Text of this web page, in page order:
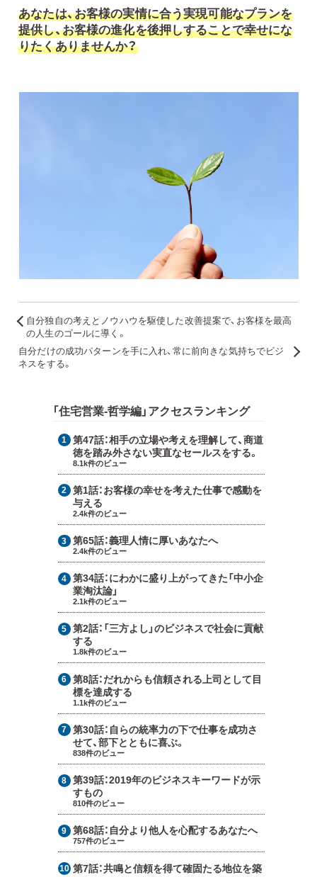
あなたは、お客様の実情に合う実現可能なプランを
提供し、お客様の進化を後押しすることで幸せにな
りたくありませんか？
自分独自の考えとノウハウを駆使した改善提案で、お客様を最高
の人生のゴールに導く。
自分だけの成功パターンを手に入れ、常に前向きな気持ちでビジ
ネスをする。
「住宅営業-哲学編」アクセスランキング
第47話：相手の立場や考えを理解して、商道
徳を踏み外さない実直なセールスをする。
8.1k件のビュー
第1話：お客様の幸せを考えた仕事で感動を
与える
2.4k件のビュー
第65話：義理人情に厚いあなたへ
2.4k件のビュー
第34話：にわかに盛り上がってきた「中小企
業淘汰論」
2.1k件のビュー
第2話： 「三方よし」のビジネスで社会に貢献
する
1.8k件のビュー
第8話：だれからも信頼される上司として目
標を達成する
1.1k件のビュー
第30話： 自らの統率力の下で仕事を成功さ
せて、部下とともに喜ぶ。
838件のビュー
第39話：2019年のビジネスキーワードが示
すもの
810件のビュー
第68話： 自分より他人を心配するあなたへ
757件のビュー
第7話：共鳴と信頼を得て確固たる地位を築